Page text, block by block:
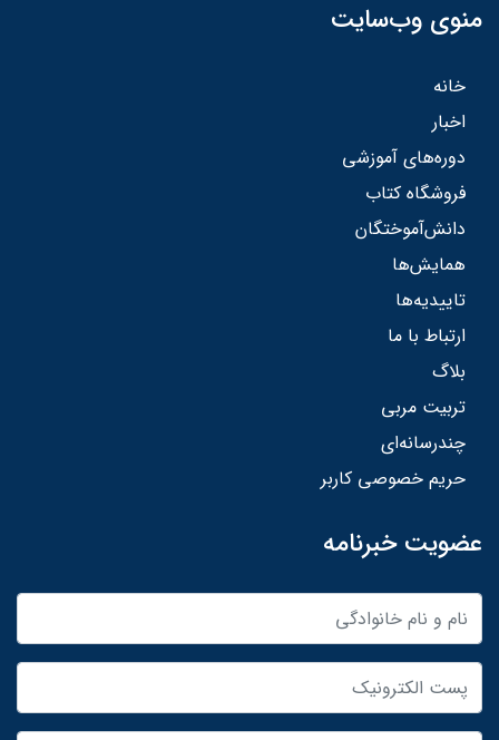
منوی وب‌سایت
خانه
اخبار
دوره‌های آموزشی
فروشگاه کتاب
دانش‌آموختگان
همایش‌ها
تاییدیه‌ها
ارتباط با ما
بلاگ
تربیت مربی
چندرسانه‌ای
حریم خصوصی کاربر
عضویت خبرنامه